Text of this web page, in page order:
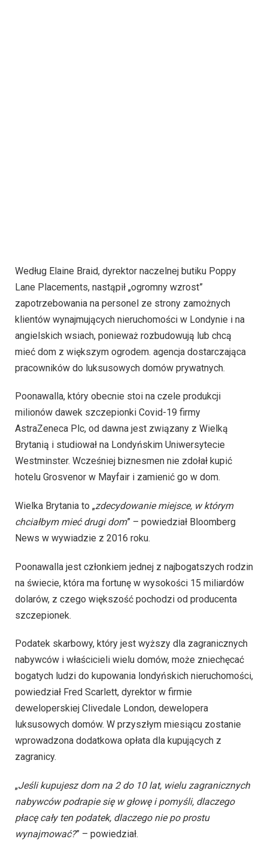
Według Elaine Braid, dyrektor naczelnej butiku Poppy
Lane Placements, nastąpił „ogromny wzrost”
zapotrzebowania na personel ze strony zamożnych
klientów wynajmujących nieruchomości w Londynie i na
angielskich wsiach, ponieważ rozbudowują lub chcą
mieć dom z większym ogrodem. agencja dostarczająca
pracowników do luksusowych domów prywatnych.
Poonawalla, który obecnie stoi na czele produkcji
milionów dawek szczepionki Covid-19 firmy
AstraZeneca Plc, od dawna jest związany z Wielką
Brytanią i studiował na Londyńskim Uniwersytecie
Westminster. Wcześniej biznesmen nie zdołał kupić
hotelu Grosvenor w Mayfair i zamienić go w dom.
Wielka Brytania to „zdecydowanie miejsce, w którym
chciałbym mieć drugi dom” – powiedział Bloomberg
News w wywiadzie z 2016 roku.
Poonawalla jest członkiem jednej z najbogatszych rodzin
na świecie, która ma fortunę w wysokości 15 miliardów
dolarów, z czego większość pochodzi od producenta
szczepionek.
Podatek skarbowy, który jest wyższy dla zagranicznych
nabywców i właścicieli wielu domów, może zniechęcać
bogatych ludzi do kupowania londyńskich nieruchomości,
powiedział Fred Scarlett, dyrektor w firmie
deweloperskiej Clivedale London, dewelopera
luksusowych domów. W przyszłym miesiącu zostanie
wprowadzona dodatkowa opłata dla kupujących z
zagranicy.
„Jeśli kupujesz dom na 2 do 10 lat, wielu zagranicznych
nabywców podrapie się w głowę i pomyśli, dlaczego
płacę cały ten podatek, dlaczego nie po prostu
wynajmować?” – powiedział.